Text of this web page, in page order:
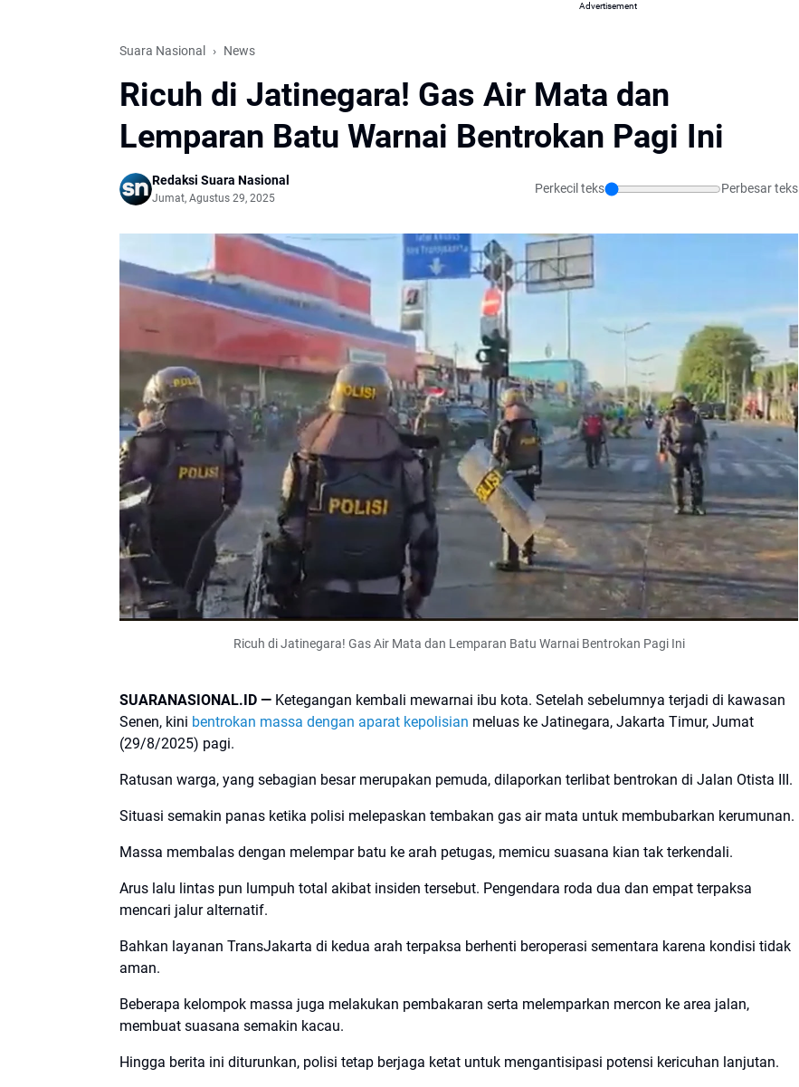
Advertisement
Suara Nasional News
Ricuh di Jatinegara! Gas Air Mata dan
Lemparan Batu Warnai Bentrokan Pagi Ini
Redaksi Suara Nasional
Jumat, Agustus 29, 2025
Perkecil teks Perbesar teks
Ricuh di Jatinegara! Gas Air Mata dan Lemparan Batu Warnai Bentrokan Pagi Ini
SUARANASIONAL.ID — Ketegangan kembali mewarnai ibu kota. Setelah sebelumnya terjadi di kawasan
Senen, kini bentrokan massa dengan aparat kepolisian meluas ke Jatinegara, Jakarta Timur, Jumat
(29/8/2025) pagi.
Ratusan warga, yang sebagian besar merupakan pemuda, dilaporkan terlibat bentrokan di Jalan Otista III.
Situasi semakin panas ketika polisi melepaskan tembakan gas air mata untuk membubarkan kerumunan.
Massa membalas dengan melempar batu ke arah petugas, memicu suasana kian tak terkendali.
Arus lalu lintas pun lumpuh total akibat insiden tersebut. Pengendara roda dua dan empat terpaksa
mencari jalur alternatif.
Bahkan layanan TransJakarta di kedua arah terpaksa berhenti beroperasi sementara karena kondisi tidak
aman.
Beberapa kelompok massa juga melakukan pembakaran serta melemparkan mercon ke area jalan,
membuat suasana semakin kacau.
Hingga berita ini diturunkan, polisi tetap berjaga ketat untuk mengantisipasi potensi kericuhan lanjutan.